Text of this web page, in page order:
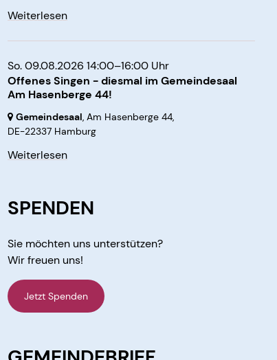
Weiterlesen
So. 09.08.2026 14:00–16:00 Uhr
Offenes Singen - diesmal im Gemeindesaal
Am Hasenberge 44!
Gemeindesaal, Am Hasenberge 44,
DE-22337 Hamburg
Weiterlesen
SPENDEN
Sie möchten uns unterstützen?
Wir freuen uns!
Jetzt Spenden